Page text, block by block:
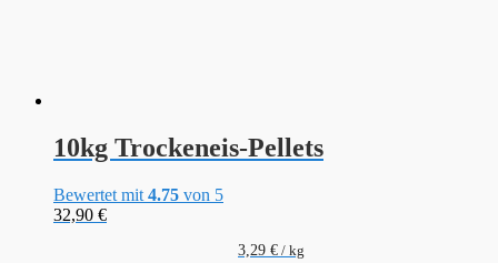
10kg Trockeneis-Pellets
Bewertet mit 4.75 von 5
32,90 €
3,29 € / kg